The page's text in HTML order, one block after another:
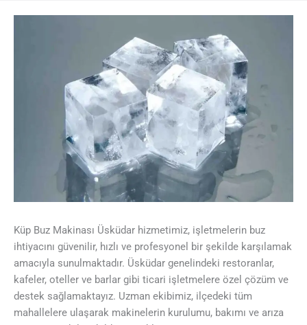
Küp Buz Makinası Üsküdar hizmetimiz, işletmelerin buz
ihtiyacını güvenilir, hızlı ve profesyonel bir şekilde karşılamak
amacıyla sunulmaktadır. Üsküdar genelindeki restoranlar,
kafeler, oteller ve barlar gibi ticari işletmelere özel çözüm ve
destek sağlamaktayız. Uzman ekibimiz, ilçedeki tüm
mahallelere ulaşarak makinelerin kurulumu, bakımı ve arıza